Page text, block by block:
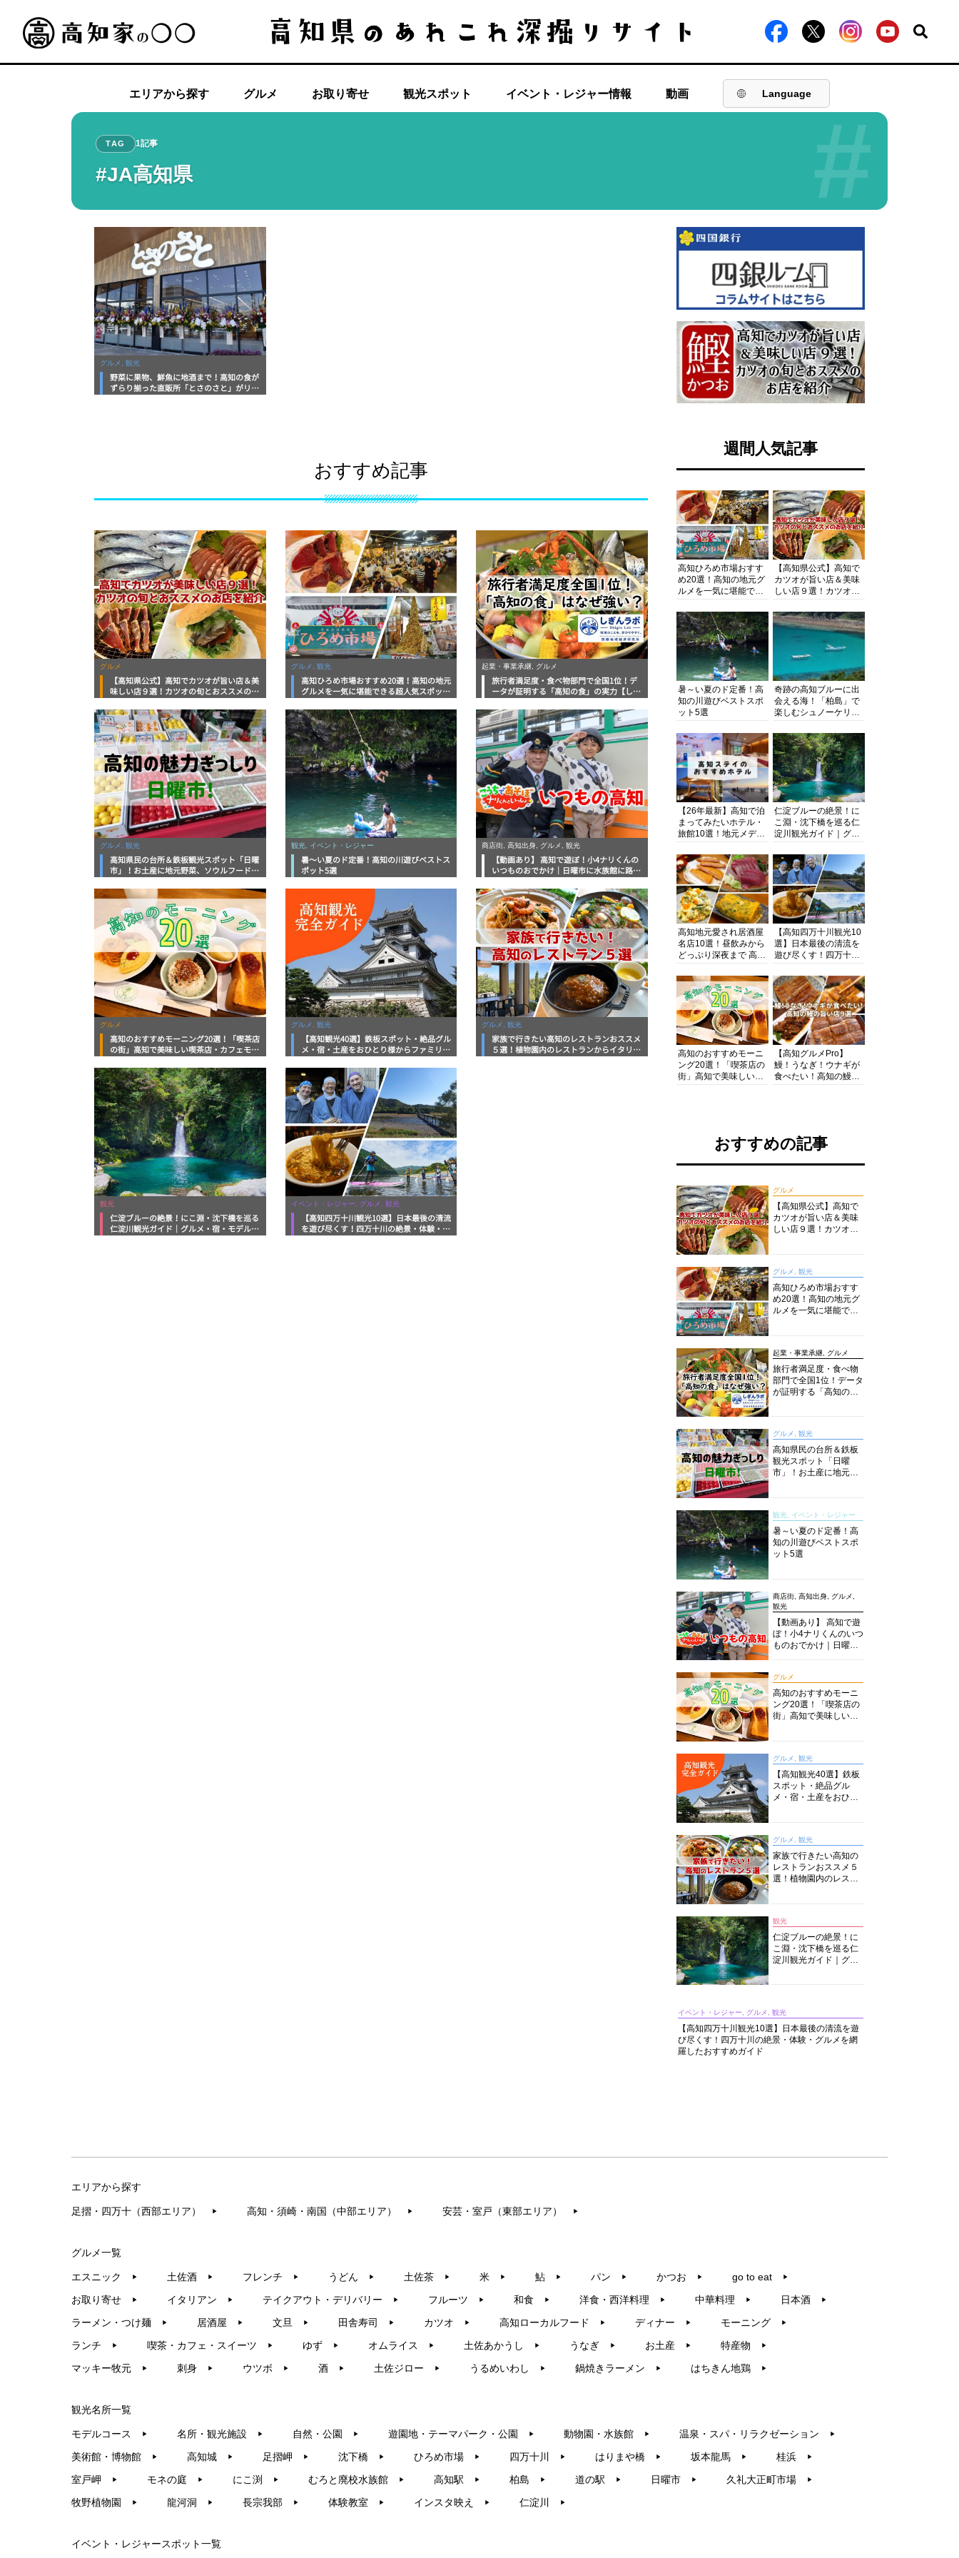
エリアから探す グルメ お取り寄せ 観光スポット イベント・レジャー情報 動画 Language
#
TAG 1記事
#JA高知県
グルメ, 観光
野菜に果物、鮮魚に地酒まで！高知の食が
ずらり揃った直販所「とさのさと」がリニ
おすすめ記事
グルメ
【高知県公式】高知でカツオが旨い店＆美
味しい店９選！カツオの旬とおススメのお
グルメ, 観光
高知ひろめ市場おすすめ20選！高知の地元
グルメを一気に堪能できる超人気スポット
起業・事業承継, グルメ
旅行者満足度・食べ物部門で全国1位！デ
ータが証明する「高知の食」の実力【しぎ
グルメ, 観光
高知県民の台所＆鉄板観光スポット「日曜
市」！お土産に地元野菜、ソウルフードま
底解説！
観光, イベント・レジャー
暑～い夏のド定番！高知の川遊びベストス
ポット5選
商店街, 高知出身, グルメ, 観光
【動画あり】 高知で遊ぼ！小4ナリくんの
いつものおでかけ｜日曜市に水族館に路面
グルメ
高知のおすすめモーニング20選！「喫茶店
の街」高知で美味しい喫茶店・カフェモー
グルメ, 観光
【高知観光40選】鉄板スポット・絶品グル
メ・宿・土産をおひとり様からファミリー
グルメ, 観光
家族で行きたい高知のレストランおススメ
５選！植物園内のレストランからイタリア
観光
仁淀ブルーの絶景！にこ淵・沈下橋を巡る
仁淀川観光ガイド｜グルメ・宿・モデルコ
イベント・レジャー, グルメ, 観光
【高知四万十川観光10選】日本最後の清流
を遊び尽くす！四万十川の絶景・体験・グ
週間人気記事
高知ひろめ市場おすす
め20選！高知の地元グ
ルメを一気に堪能でき
底解剖
【高知県公式】高知で
カツオが旨い店＆美味
しい店９選！カツオの
紹介
暑～い夏のド定番！高
知の川遊びベストスポ
ット5選
奇跡の高知ブルーに出
会える海！「柏島」で
楽しむシュノーケリン
浴にキャンプまで透明
度抜群の海の楽園を徹
底紹介
【26年最新】高知で泊
まってみたいホテル・
旅館10選！地元メディ
厳選
仁淀ブルーの絶景！に
こ淵・沈下橋を巡る仁
淀川観光ガイド｜グル
まで完全網羅！
高知地元愛され居酒屋
名店10選！昼飲みから
どっぷり深夜まで 高知
知グルメPro】
【高知四万十川観光10
選】日本最後の清流を
遊び尽くす！四万十川
を網羅したおすすめガ
イド
高知のおすすめモーニ
ング20選！「喫茶店の
街」高知で美味しい喫
【高知グルメPro】
鰻！うなぎ！ウナギが
食べたい！高知の鰻の
おすすめの記事
グルメ
【高知県公式】高知で
カツオが旨い店＆美味
しい店９選！カツオの
グルメ, 観光
高知ひろめ市場おすす
め20選！高知の地元グ
ルメを一気に堪能でき
起業・事業承継, グルメ
旅行者満足度・食べ物
部門で全国1位！データ
が証明する「高知の
グルメ, 観光
高知県民の台所＆鉄板
観光スポット「日曜
市」！お土産に地元野
説！
観光, イベント・レジャー
暑～い夏のド定番！高
知の川遊びベストスポ
ット5選
商店街, 高知出身, グルメ,
観光
【動画あり】 高知で遊
ぼ！小4ナリくんのいつ
ものおでかけ｜日曜市
グルメ
高知のおすすめモーニ
ング20選！「喫茶店の
街」高知で美味しい喫
グルメ, 観光
【高知観光40選】鉄板
スポット・絶品グル
メ・宿・土産をおひと
グルメ, 観光
家族で行きたい高知の
レストランおススメ５
選！植物園内のレスト
観光
仁淀ブルーの絶景！に
こ淵・沈下橋を巡る仁
淀川観光ガイド｜グル
イベント・レジャー, グルメ, 観光
【高知四万十川観光10選】日本最後の清流を遊
び尽くす！四万十川の絶景・体験・グルメを網
羅したおすすめガイド
エリアから探す
足摺・四万十（西部エリア） ▶︎ 高知・須崎・南国（中部エリア） ▶︎ 安芸・室戸（東部エリア） ▶︎
グルメ一覧
エスニック ▶︎ 土佐酒 ▶︎ フレンチ ▶︎ うどん ▶︎ 土佐茶 ▶︎ 米 ▶︎ 鮎 ▶︎ パン ▶︎ かつお ▶︎ go to eat ▶︎
お取り寄せ ▶︎ イタリアン ▶︎ テイクアウト・デリバリー ▶︎ フルーツ ▶︎ 和食 ▶︎ 洋食・西洋料理 ▶︎ 中華料理 ▶︎ 日本酒 ▶︎
ラーメン・つけ麺 ▶︎ 居酒屋 ▶︎ 文旦 ▶︎ 田舎寿司 ▶︎ カツオ ▶︎ 高知ローカルフード ▶︎ ディナー ▶︎ モーニング ▶︎
ランチ ▶︎ 喫茶・カフェ・スイーツ ▶︎ ゆず ▶︎ オムライス ▶︎ 土佐あかうし ▶︎ うなぎ ▶︎ お土産 ▶︎ 特産物 ▶︎
マッキー牧元 ▶︎ 刺身 ▶︎ ウツボ ▶︎ 酒 ▶︎ 土佐ジロー ▶︎ うるめいわし ▶︎ 鍋焼きラーメン ▶︎ はちきん地鶏 ▶︎
観光名所一覧
モデルコース ▶︎ 名所・観光施設 ▶︎ 自然・公園 ▶︎ 遊園地・テーマパーク・公園 ▶︎ 動物園・水族館 ▶︎ 温泉・スパ・リラクゼーション ▶︎
美術館・博物館 ▶︎ 高知城 ▶︎ 足摺岬 ▶︎ 沈下橋 ▶︎ ひろめ市場 ▶︎ 四万十川 ▶︎ はりまや橋 ▶︎ 坂本龍馬 ▶︎ 桂浜 ▶︎
室戸岬 ▶︎ モネの庭 ▶︎ にこ渕 ▶︎ むろと廃校水族館 ▶︎ 高知駅 ▶︎ 柏島 ▶︎ 道の駅 ▶︎ 日曜市 ▶︎ 久礼大正町市場 ▶︎
牧野植物園 ▶︎ 龍河洞 ▶︎ 長宗我部 ▶︎ 体験教室 ▶︎ インスタ映え ▶︎ 仁淀川 ▶︎
イベント・レジャースポット一覧